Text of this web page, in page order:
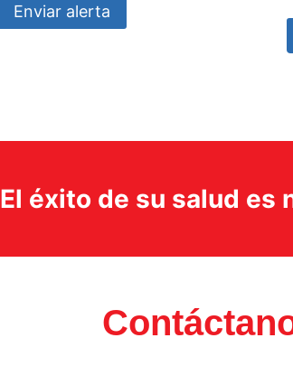
Enviar alerta
El éxito de su salud es